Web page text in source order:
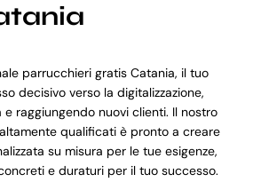
parrucchieri gratis Catania, il tuo
decisivo verso la digitalizzazione,
raggiungendo nuovi clienti. Il nostro
qualificati è pronto a creare
su misura per le tue esigenze,
e duraturi per il tuo successo.